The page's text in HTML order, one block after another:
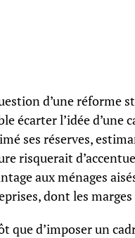
d’une réforme
écarter l’idée
ses réserves,
risquerait
aux ménages
dont les
que d’imposer un